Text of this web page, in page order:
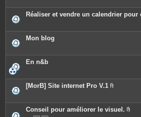
Réaliser et vendre un calendrier
Mon blog
En n&b
[MorB] Site internet Pro V.1
è
c
Conseil pour améliorer le visuel.